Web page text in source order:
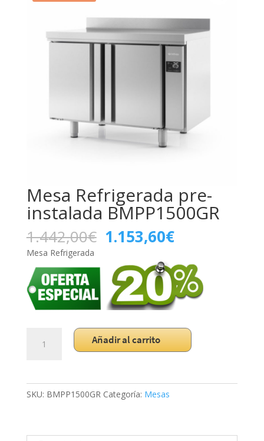
Mesa Refrigerada pre-
instalada BMPP1500GR
1.442,00€ El
precio
original
era:
1.442,00€.
1.153,60€El
precio
actual
es:
1.153,60€.
Mesa Refrigerada
Refrigerada
Añadir al carrito
SKU: BMPP1500GR Categoría: Mesas